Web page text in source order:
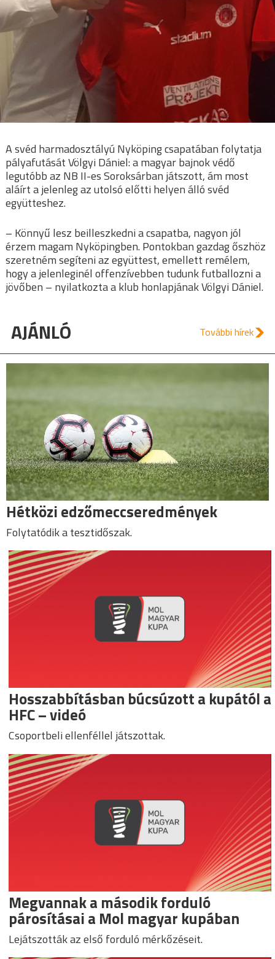
A svéd harmadosztályú Nyköping csapatában folytatja
pályafutását Völgyi Dániel: a magyar bajnok védő
legutóbb az NB II-es Soroksárban játszott, ám most
aláírt a jelenleg az utolsó előtti helyen álló svéd
együtteshez.
– Könnyű lesz beilleszkedni a csapatba, nagyon jól
érzem magam Nyköpingben. Pontokban gazdag őszhöz
szeretném segíteni az együttest, emellett remélem,
hogy a jelenleginél offenzívebben tudunk futballozni a
jövőben – nyilatkozta a klub honlapjának Völgyi Dániel.
AJÁNLÓ További hírek
Hétközi edzőmeccseredmények
Folytatódik a tesztidőszak.
Hosszabbításban búcsúzott a kupától a
HFC – videó
Csoportbeli ellenféllel játszottak.
Megvannak a második forduló
párosításai a Mol magyar kupában
Lejátszották az első forduló mérkőzéseit.